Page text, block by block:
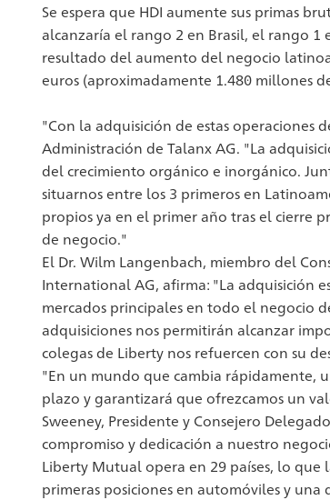
Se espera que HDI aumente sus primas
alcanzaría el rango 2 en Brasil, el rango
resultado del aumento del negocio
euros (aproximadamente 1.480 millones
"Con la adquisición de estas operaciones
Administración de Talanx AG. "La
del crecimiento orgánico e inorgánico.
situarnos entre los 3 primeros en
propios ya en el primer año tras el cierre
de negocio."
El Dr. Wilm Langenbach, miembro del
International AG, afirma: "La adquisición
mercados principales en todo el negocio
adquisiciones nos permitirán alcanzar
colegas de Liberty nos refuercen con su
"En un mundo que cambia rápidamente,
plazo y garantizará que ofrezcamos un
Sweeney, Presidente y Consejero
compromiso y dedicación a nuestro
Liberty Mutual opera en 29 países, lo que
primeras posiciones en automóviles y